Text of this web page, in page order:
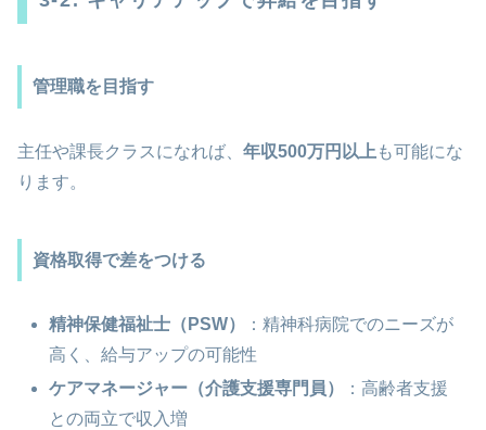
管理職を目指す
主任や課長クラスになれば、 年収500万円以上 も可能にな
ります。
資格取得で差をつける
精神保健福祉士（PSW）
：精神科病院でのニーズが
高く、給与アップの可能性
ケアマネージャー（介護支援専門員）
：高齢者支援
との両立で収入増